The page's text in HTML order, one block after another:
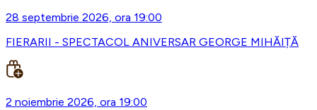
28 septembrie 2026, ora 19:00
FIERARII - SPECTACOL ANIVERSAR GEORGE MIHĂIȚĂ
2 noiembrie 2026, ora 19:00